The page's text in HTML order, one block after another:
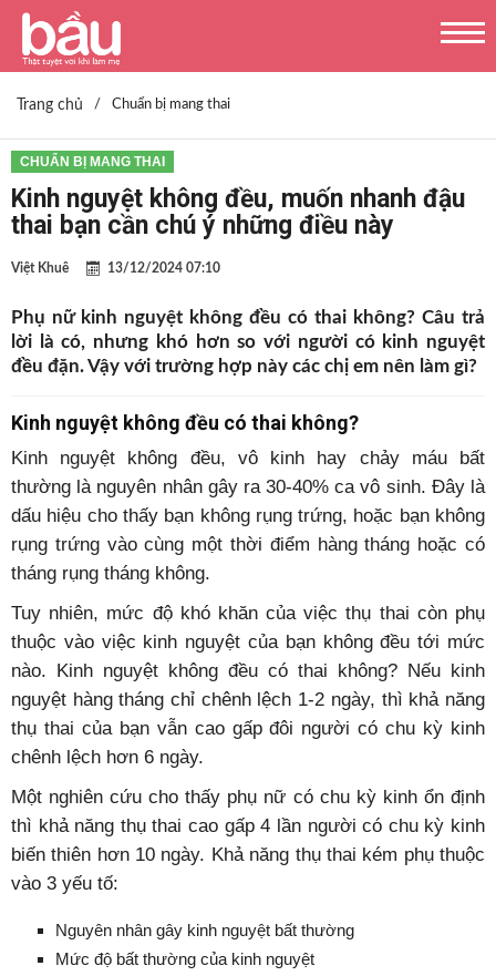
Trang chủ / Chuẩn bị mang thai
CHUẨN BỊ MANG THAI
Kinh nguyệt không đều, muốn nhanh đậu
thai bạn cần chú ý những điều này
Việt Khuê 13/12/2024 07:10
Phụ nữ kinh nguyệt không đều có thai không? Câu trả
lời là có, nhưng khó hơn so với người có kinh nguyệt
đều đặn. Vậy với trường hợp này các chị em nên làm gì?
Kinh nguyệt không đều có thai không?
Kinh nguyệt không đều, vô kinh hay chảy máu bất
thường là nguyên nhân gây ra 30-40% ca vô sinh. Đây là
dấu hiệu cho thấy bạn không rụng trứng, hoặc bạn không
rụng trứng vào cùng một thời điểm hàng tháng hoặc có
tháng rụng tháng không.
Tuy nhiên, mức độ khó khăn của việc thụ thai còn phụ
thuộc vào việc kinh nguyệt của bạn không đều tới mức
nào. Kinh nguyệt không đều có thai không? Nếu kinh
nguyệt hàng tháng chỉ chênh lệch 1-2 ngày, thì khả năng
thụ thai của bạn vẫn cao gấp đôi người có chu kỳ kinh
chênh lệch hơn 6 ngày.
Một nghiên cứu cho thấy phụ nữ có chu kỳ kinh ổn định
thì khả năng thụ thai cao gấp 4 lần người có chu kỳ kinh
biến thiên hơn 10 ngày. Khả năng thụ thai kém phụ thuộc
vào 3 yếu tố:
Nguyên nhân gây kinh nguyệt bất thường
Mức độ bất thường của kinh nguyệt